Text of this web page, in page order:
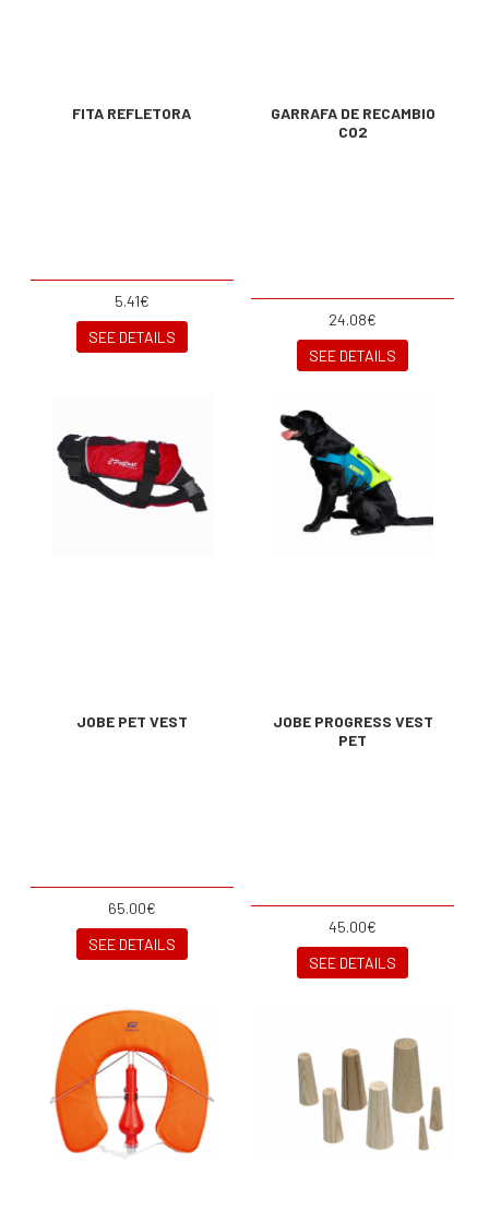
FITA REFLETORA
5.41€
SEE DETAILS
GARRAFA DE RECAMBIO
CO2
24.08€
SEE DETAILS
JOBE PET VEST
65.00€
SEE DETAILS
JOBE PROGRESS VEST
PET
45.00€
SEE DETAILS